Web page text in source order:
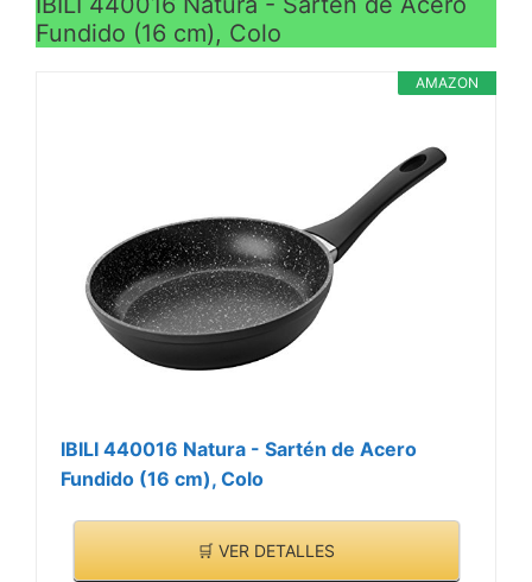
Fundido (16 cm), Colo
AMAZON
IBILI 440016 Natura - Sartén de Acero
Fundido (16 cm), Colo
🛒 VER DETALLES